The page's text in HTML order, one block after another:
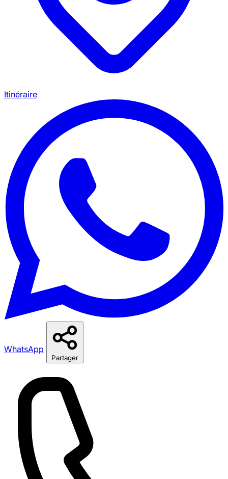
Itinéraire
WhatsApp
Partager